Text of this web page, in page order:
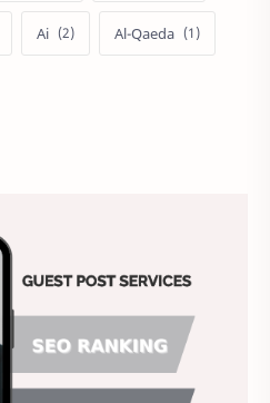
Ai Al-Qaeda
Ảnh nền đẹp
Antarctic